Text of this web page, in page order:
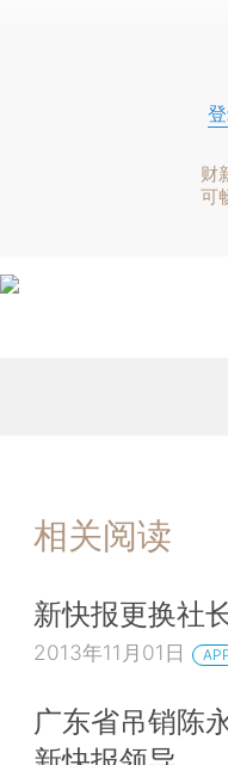
财
可
相关阅读
新快报更换社
2013年11月01日
广东省吊销陈